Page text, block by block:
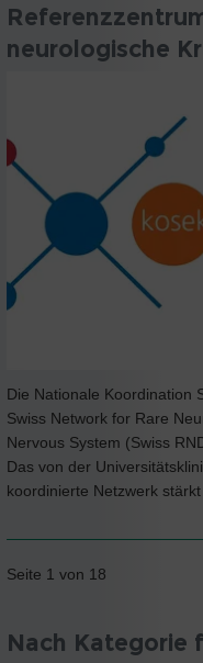
neurologische
Die Nationale Koordination
Swiss Network for Rare
Nervous System (Swiss
Das von der
koordinierte Netzwerk
Seite 1 von 18
Nach Kategorie